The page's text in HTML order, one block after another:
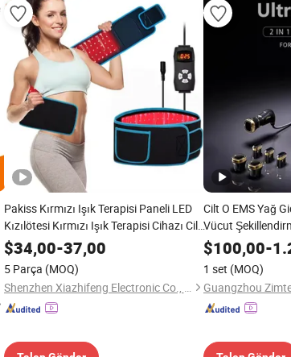
Pakiss Kırmızı Işık Terapisi Paneli LED
Kızılötesi Kırmızı Işık Terapisi Cihazı Cilt
Bakımı Fizyoterapi Ekipmanı Ev Salonu
Güzellik Makinesi Sağlık Bakım Tıbbi
Ekipman
$34,00-37,00
5 Parça (MOQ)
Shenzhen Xiazhifeng Electronic Co., Ltd.
Cilt O EMS Yağ
Vücut
Sıkılaştırma
Ekipmanı
$100,00-
1 set (MOQ)